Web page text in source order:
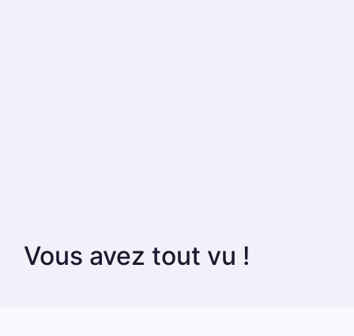
Vous avez tout vu !